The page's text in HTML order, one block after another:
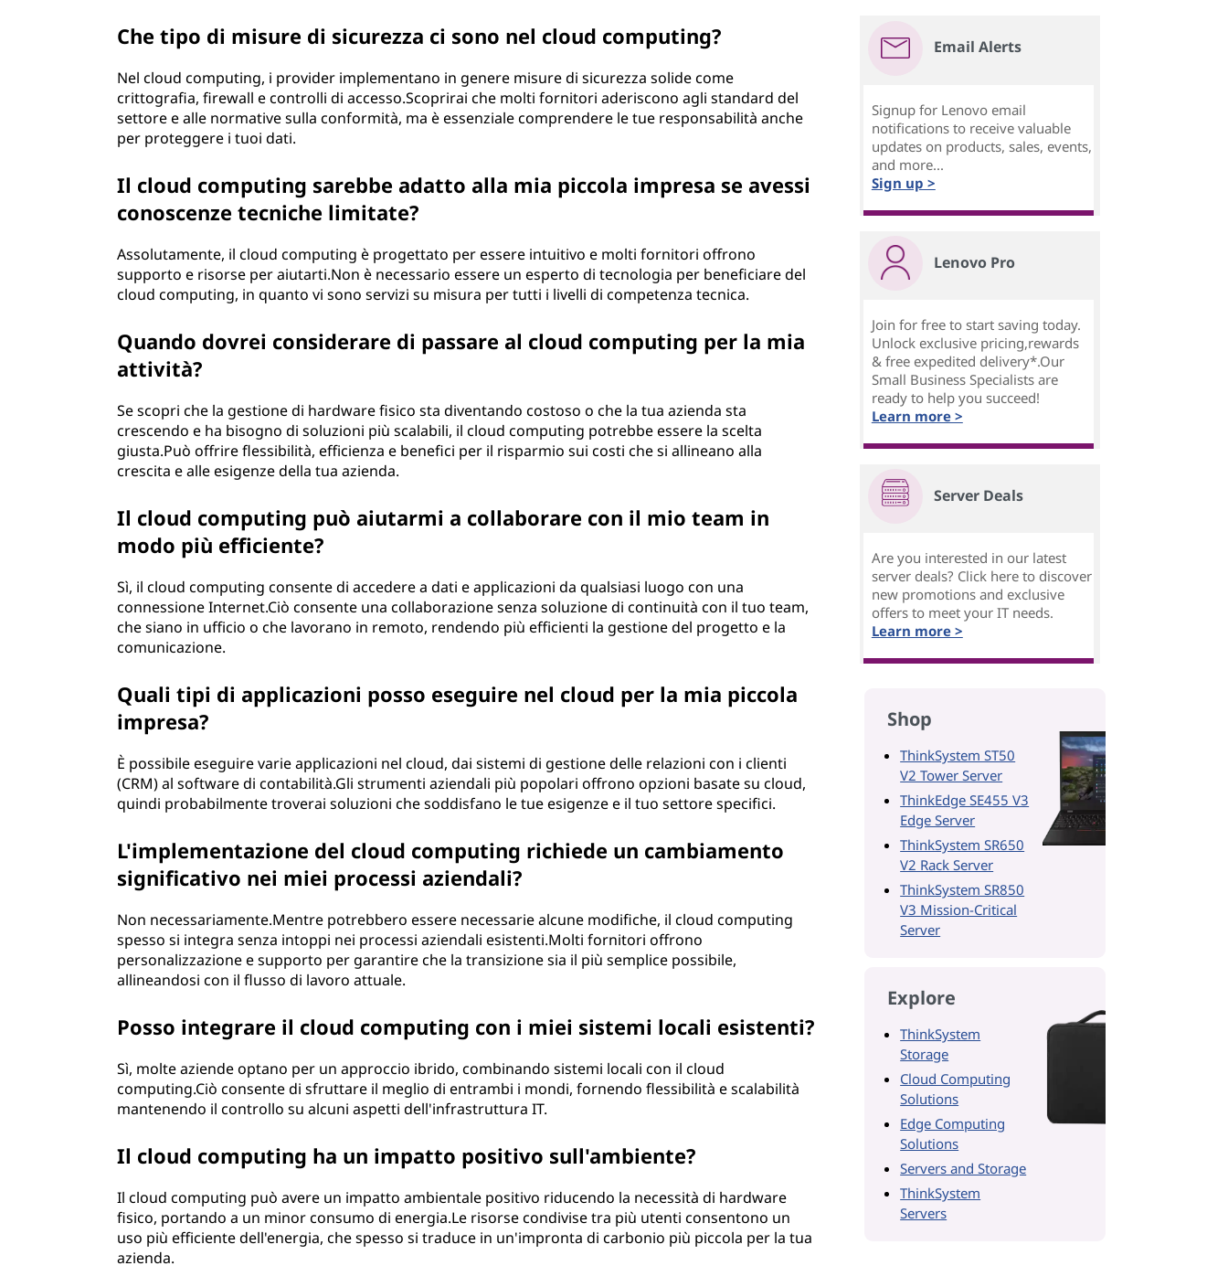
Che tipo di misure di sicurezza ci sono nel cloud computing?
Nel cloud computing, i provider implementano in genere misure di sicurezza solide come
crittografia, firewall e controlli di accesso.Scoprirai che molti fornitori aderiscono agli standard del
settore e alle normative sulla conformità, ma è essenziale comprendere le tue responsabilità anche
per proteggere i tuoi dati.
Il cloud computing sarebbe adatto alla mia piccola impresa se avessi
conoscenze tecniche limitate?
Assolutamente, il cloud computing è progettato per essere intuitivo e molti fornitori offrono
supporto e risorse per aiutarti.Non è necessario essere un esperto di tecnologia per beneficiare del
cloud computing, in quanto vi sono servizi su misura per tutti i livelli di competenza tecnica.
Quando dovrei considerare di passare al cloud computing per la mia
attività?
Se scopri che la gestione di hardware fisico sta diventando costoso o che la tua azienda sta
crescendo e ha bisogno di soluzioni più scalabili, il cloud computing potrebbe essere la scelta
giusta.Può offrire flessibilità, efficienza e benefici per il risparmio sui costi che si allineano alla
crescita e alle esigenze della tua azienda.
Il cloud computing può aiutarmi a collaborare con il mio team in
modo più efficiente?
Sì, il cloud computing consente di accedere a dati e applicazioni da qualsiasi luogo con una
connessione Internet.Ciò consente una collaborazione senza soluzione di continuità con il tuo team,
che siano in ufficio o che lavorano in remoto, rendendo più efficienti la gestione del progetto e la
comunicazione.
Quali tipi di applicazioni posso eseguire nel cloud per la mia piccola
impresa?
È possibile eseguire varie applicazioni nel cloud, dai sistemi di gestione delle relazioni con i clienti
(CRM) al software di contabilità.Gli strumenti aziendali più popolari offrono opzioni basate su cloud,
quindi probabilmente troverai soluzioni che soddisfano le tue esigenze e il tuo settore specifici.
L'implementazione del cloud computing richiede un cambiamento
significativo nei miei processi aziendali?
Non necessariamente.Mentre potrebbero essere necessarie alcune modifiche, il cloud computing
spesso si integra senza intoppi nei processi aziendali esistenti.Molti fornitori offrono
personalizzazione e supporto per garantire che la transizione sia il più semplice possibile,
allineandosi con il flusso di lavoro attuale.
Posso integrare il cloud computing con i miei sistemi locali esistenti?
Sì, molte aziende optano per un approccio ibrido, combinando sistemi locali con il cloud
computing.Ciò consente di sfruttare il meglio di entrambi i mondi, fornendo flessibilità e scalabilità
mantenendo il controllo su alcuni aspetti dell'infrastruttura IT.
Il cloud computing ha un impatto positivo sull'ambiente?
Il cloud computing può avere un impatto ambientale positivo riducendo la necessità di hardware
fisico, portando a un minor consumo di energia.Le risorse condivise tra più utenti consentono un
uso più efficiente dell'energia, che spesso si traduce in un'impronta di carbonio più piccola per la tua
azienda.
Email Alerts
Signup for Lenovo email
notifications to receive valuable
updates on products, sales, events,
and more...
Sign up >
Lenovo Pro
Join for free to start saving today.
Unlock exclusive pricing,rewards
& free expedited delivery*.Our
Small Business Specialists are
ready to help you succeed!
Learn more >
Server Deals
Are you interested in our latest
server deals? Click here to discover
new promotions and exclusive
offers to meet your IT needs.
Learn more >
Shop
ThinkSystem ST50
V2 Tower Server
ThinkEdge SE455 V3
Edge Server
ThinkSystem SR650
V2 Rack Server
ThinkSystem SR850
V3 Mission-Critical
Server
Explore
ThinkSystem
Storage
Cloud Computing
Solutions
Edge Computing
Solutions
Servers and Storage
ThinkSystem
Servers